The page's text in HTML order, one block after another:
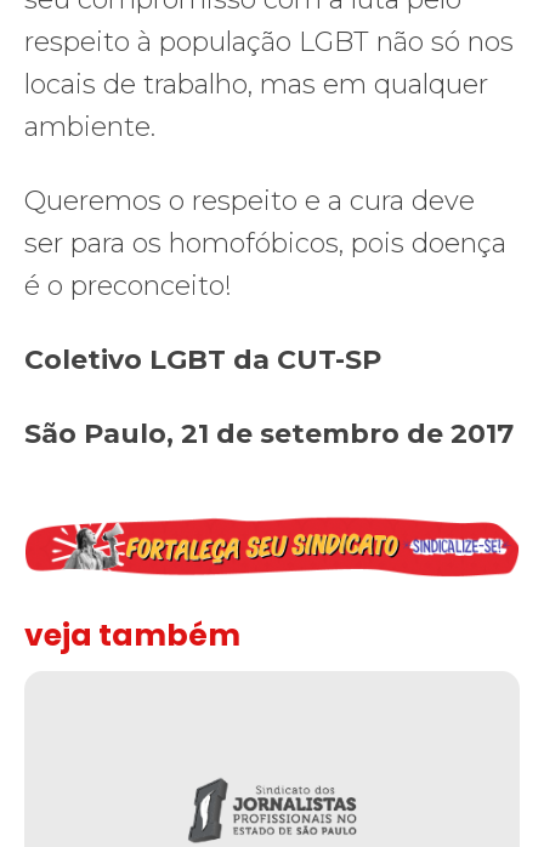
respeito à população LGBT não só nos
locais de trabalho, mas em qualquer
ambiente.
Queremos o respeito e a cura deve
ser para os homofóbicos, pois doença
é o preconceito!
Coletivo LGBT da CUT-SP
São Paulo, 21 de setembro de 2017
veja também